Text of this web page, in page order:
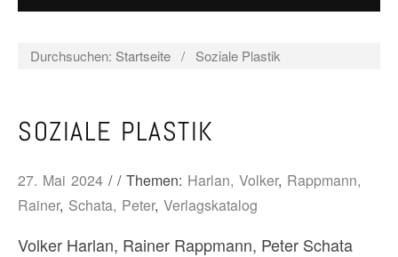
Durchsuchen: Startseite / Soziale Plastik
SOZIALE PLASTIK
27. Mai 2024 / / Themen: Harlan, Volker, Rappmann,
Rainer, Schata, Peter, Verlagskatalog
Volker Harlan, Rainer Rappmann, Peter Schata